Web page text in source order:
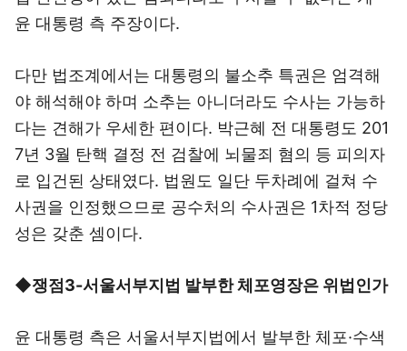
윤 대통령 측 주장이다.
다만 법조계에서는 대통령의 불소추 특권은 엄격해
야 해석해야 하며 소추는 아니더라도 수사는 가능하
다는 견해가 우세한 편이다. 박근혜 전 대통령도 201
7년 3월 탄핵 결정 전 검찰에 뇌물죄 혐의 등 피의자
로 입건된 상태였다. 법원도 일단 두차례에 걸쳐 수
사권을 인정했으므로 공수처의 수사권은 1차적 정당
성은 갖춘 셈이다.
◆쟁점3-서울서부지법 발부한 체포영장은 위법인가
윤 대통령 측은 서울서부지법에서 발부한 체포·수색